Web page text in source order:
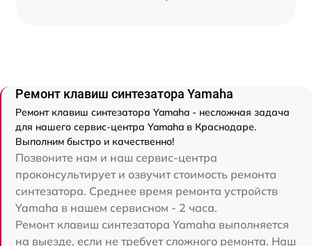
Ремонт клавиш синтезатора Yamaha
Ремонт клавиш синтезатора Yamaha - несложная задача
для нашего сервис-центра Yamaha в Краснодаре.
Выполним быстро и качественно!
Позвоните нам и наш сервис-центра
проконсультирует и озвучит стоимость ремонта
синтезатора. Среднее время ремонта устройств
Yamaha в нашем сервисном - 2 часа.
Ремонт клавиш синтезатора Yamaha выполняется
на выезде, если не требует сложного ремонта. Наш